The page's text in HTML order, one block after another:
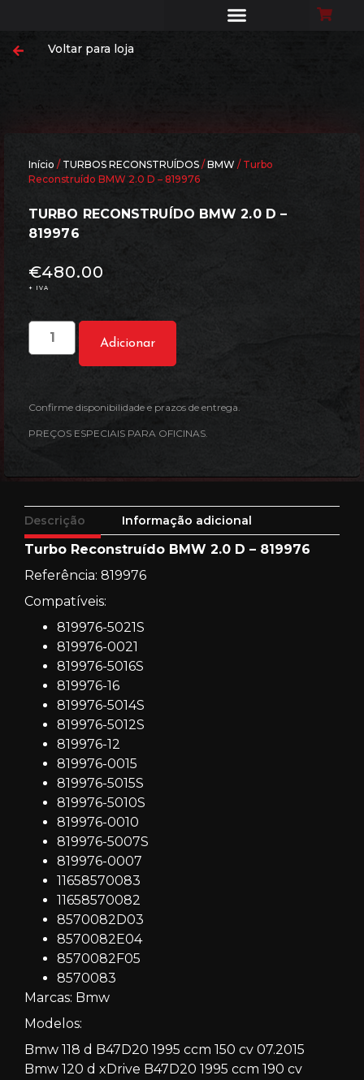
Voltar para loja
Início / TURBOS RECONSTRUÍDOS / BMW / Turbo
Reconstruído BMW 2.0 D – 819976
TURBO RECONSTRUÍDO BMW 2.0 D –
819976
€480.00
+ IVA
Adicionar
Confirme disponibilidade e prazos de entrega.
PREÇOS ESPECIAIS PARA OFICINAS.
Descrição Informação adicional
Turbo Reconstruído BMW 2.0 D – 819976
Referência: 819976
Compatíveis:
819976-5021S
819976-0021
819976-5016S
819976-16
819976-5014S
819976-5012S
819976-12
819976-0015
819976-5015S
819976-5010S
819976-0010
819976-5007S
819976-0007
11658570083
11658570082
8570082D03
8570082E04
8570082F05
8570083
Marcas: Bmw
Modelos:
Bmw 118 d B47D20 1995 ccm 150 cv 07.2015
Bmw 120 d xDrive B47D20 1995 ccm 190 cv